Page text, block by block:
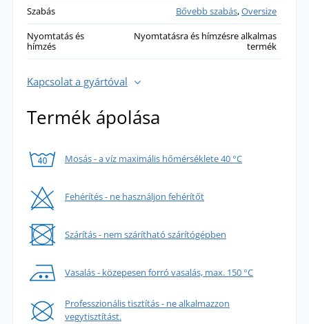
Szabás
Bővebb szabás,Oversize
Nyomtatás és
hímzés
Nyomtatásra és hímzésre alkalmas
termék
Kapcsolat a gyártóval
Termék ápolása
Mosás - a víz maximális hőmérséklete 40 °C
Fehérítés - ne használjon fehérítőt
Szárítás - nem szárítható szárítógépben
Vasalás - közepesen forró vasalás, max. 150 °C
Professzionális tisztítás - ne alkalmazzon
vegytisztítást.